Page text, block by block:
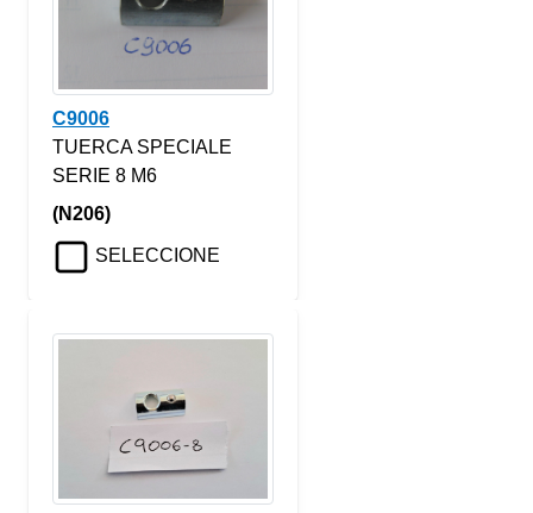
C9006
TUERCA SPECIALE
SERIE 8 M6
(N206)
SELECCIONE